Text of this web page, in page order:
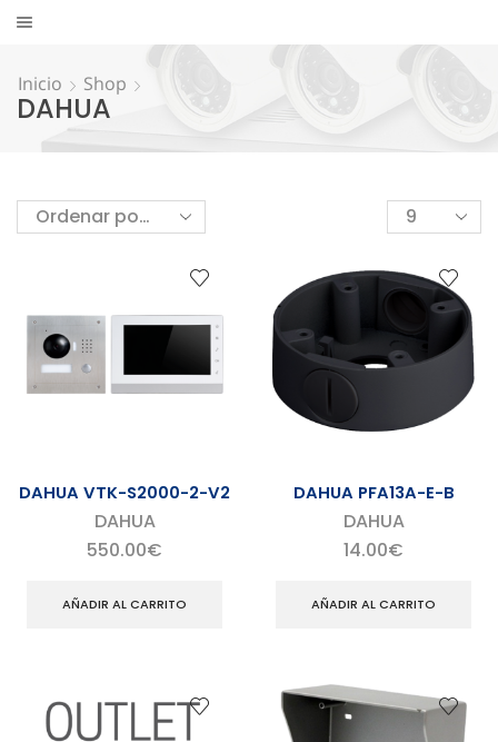
Inicio Shop
DAHUA
DAHUA VTK-S2000-2-V2
DAHUA
550.00€
AÑADIR AL CARRITO
DAHUA PFA13A-E-B
DAHUA
14.00€
AÑADIR AL CARRITO